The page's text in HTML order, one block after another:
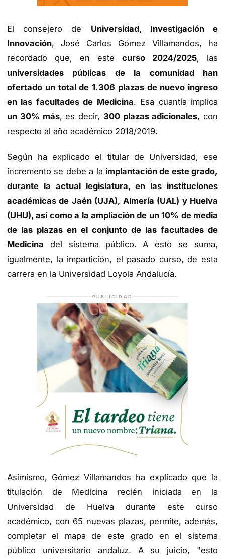
El consejero de Universidad, Investigación e
Innovación, José Carlos Gómez Villamandos, ha
recordado que, en este curso 2024/2025, las
universidades públicas de la comunidad han
ofertado un total de 1.306 plazas de nuevo ingreso
en las facultades de Medicina. Esa cuantía implica
un 30% más, es decir, 300 plazas adicionales, con
respecto al año académico 2018/2019.
Según ha explicado el titular de Universidad, ese
incremento se debe a la implantación de este grado,
durante la actual legislatura, en las instituciones
académicas de Jaén (UJA), Almería (UAL) y Huelva
(UHU), así como a la ampliación de un 10% de media
de las plazas en el conjunto de las facultades de
Medicina del sistema público. A esto se suma,
igualmente, la impartición, el pasado curso, de esta
carrera en la Universidad Loyola Andalucía.
PUBLICIDAD
Asimismo, Gómez Villamandos ha explicado que la
titulación de Medicina recién iniciada en la
Universidad de Huelva durante este curso
académico, con 65 nuevas plazas, permite, además,
completar el mapa de este grado en el sistema
público universitario andaluz. A su juicio, "esto